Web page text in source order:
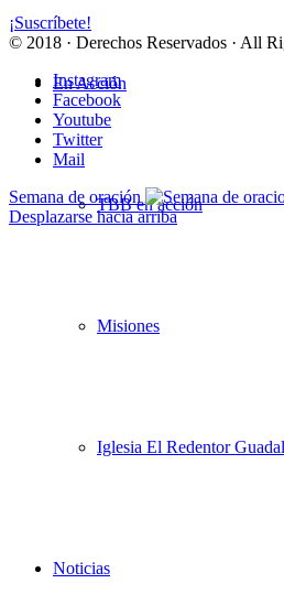
En Acción
TBB en acción
Misiones
Iglesia El Redentor
Noticias
¡Suscríbete!
© 2018 · Derechos Reservados · All
Instagram
Facebook
Youtube
Twitter
Mail
Semana de oración
Desplazarse hacia arriba